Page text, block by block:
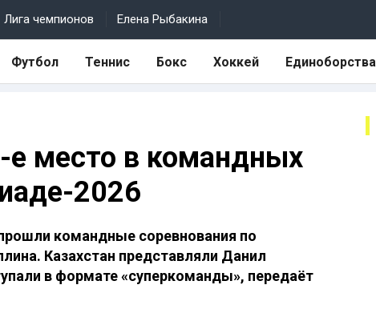
Лига чемпионов Елена Рыбакина
Футбол Теннис Бокс Хоккей Единоборства
е место в командных
2026
командные соревнования по
Казахстан представляли Данил
в формате «суперкоманды», передаёт